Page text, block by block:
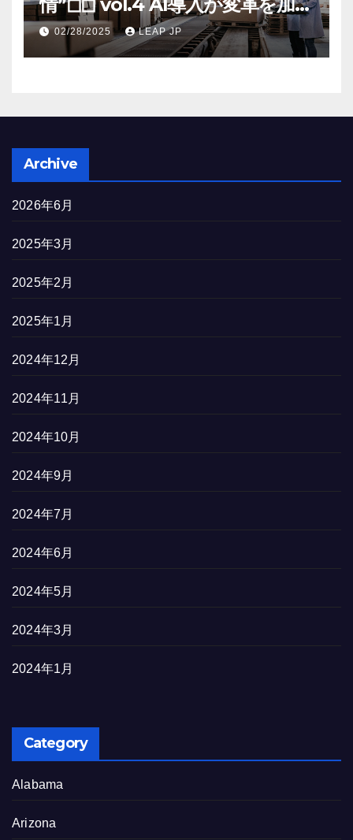
する米国製造業の最前線
02/28/2025 LEAP JP
Archive
2026年6月
2025年3月
2025年2月
2025年1月
2024年12月
2024年11月
2024年10月
2024年9月
2024年7月
2024年6月
2024年5月
2024年3月
2024年1月
Category
Alabama
Arizona